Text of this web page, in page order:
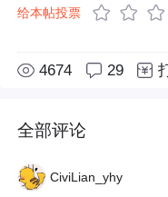
给本帖投票
4674 29
全部评论
CiviLian_yhy